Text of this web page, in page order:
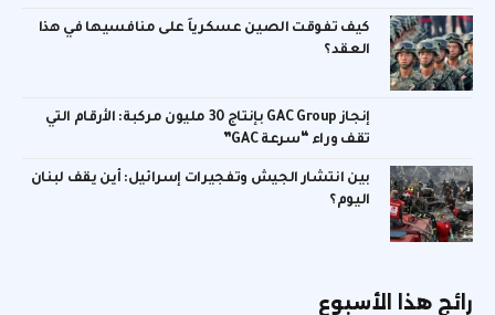
كيف تفوقت الصين عسكرياً على منافسيها في هذا
العقد؟
إنجاز GAC Group بإنتاج 30 مليون مركبة: الأرقام التي
تقف وراء “سرعة GAC”
بين انتشار الجيش وتفجيرات إسرائيل: أين يقف لبنان
اليوم؟
رائج هذا الأسبوع